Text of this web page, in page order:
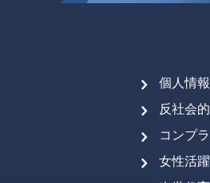
個人情
反社会
コンプ
女性活